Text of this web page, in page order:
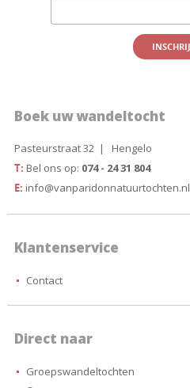
Boek uw wandeltocht
Pasteurstraat 32 | Hengelo
T: Bel ons op: 074 - 24 31 804
E: info@vanparidonnatuurtochten.nl
Klantenservice
Contact
Direct naar
Groepswandeltochten